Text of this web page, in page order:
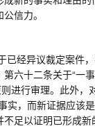
信力。
已经异议裁定案件
第六十二条关于“一
进行审理。此外
实，而新证据应
足以证明已形成